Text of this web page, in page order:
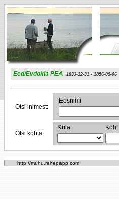
Eed/Evdokia PEA 1833-12-31 - 1856-09-06
Otsi inimest:
Eesnimi
Otsi kohta:
Küla Koht
http://muhu.rehepapp.com